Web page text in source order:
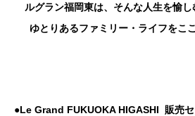
ルグラン福岡東は、そんな人生を愉し
ゆとりあるファミリー・ライフをこ
●Le Grand FUKUOKA HIGASHI 販売